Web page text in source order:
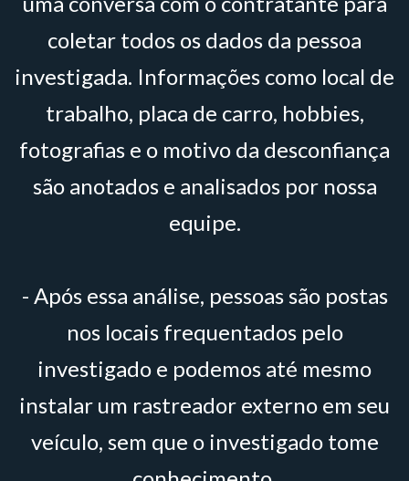
coletar todos os dados da pessoa
investigada. Informações como local de
trabalho, placa de carro, hobbies,
fotografias e o motivo da desconfiança
são anotados e analisados por nossa
equipe.
- Após essa análise, pessoas são postas
nos locais frequentados pelo
investigado e podemos até mesmo
instalar um rastreador externo em seu
veículo, sem que o investigado tome